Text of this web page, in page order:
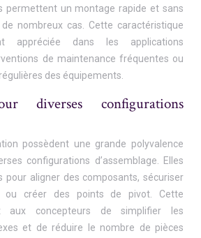
permettent un montage rapide et sans
nombreux cas. Cette caractéristique
appréciée dans les applications
de maintenance fréquentes ou
des équipements.
diverses configurations
possèdent une grande polyvalence
configurations d’assemblage. Elles
pour aligner des composants, sécuriser
ou créer des points de pivot. Cette
aux concepteurs de simplifier les
et de réduire le nombre de pièces